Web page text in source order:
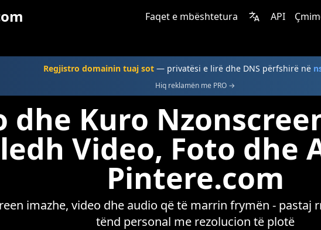
Faqet e mbështetura API
Regjistro domainin tuaj sot— privatësi e lirë dhe DNS përfshirë në
Hiq reklamën me PRO →
dhe Kuro
Video, Foto dhe
Pintere.com
imazhe, video dhe audio që të marrin frymën - pastaj
tënd personal me rezolucion të plotë